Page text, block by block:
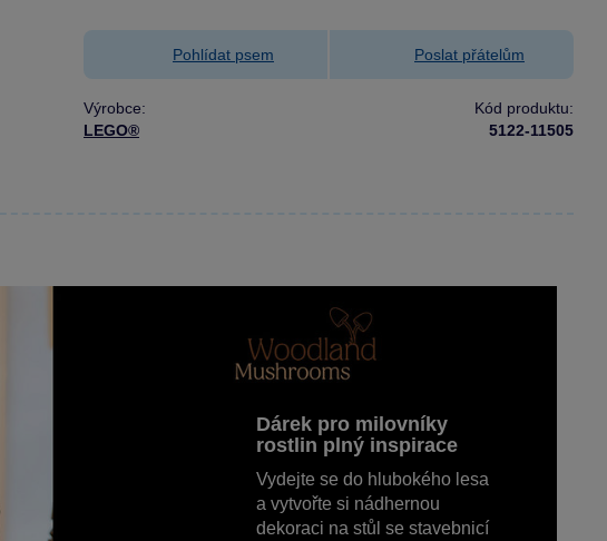
Pohlídat psem Poslat přátelům
Výrobce:
LEGO®
Kód produktu:
5122-11505
Dárek pro milovníky
rostlin plný inspirace
Vydejte se do hlubokého lesa
a vytvořte si nádhernou
dekoraci na stůl se stavebnicí